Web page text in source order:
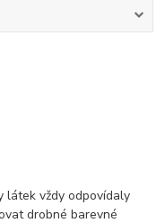
látek vždy odpovídaly
drobné barevné